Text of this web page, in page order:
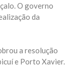
O governo
da
a resolução
e Porto Xavier.